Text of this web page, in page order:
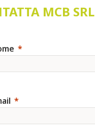
MCB SRL